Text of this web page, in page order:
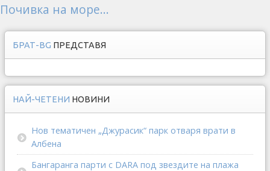
Почивка на море...
БРАТ-BG ПРЕДСТАВЯ
НАЙ-ЧЕТЕНИ НОВИНИ
Нов тематичен „Джурасик“ парк отваря врати в
Албена
Бангаранга парти с DARA под звездите на плажа